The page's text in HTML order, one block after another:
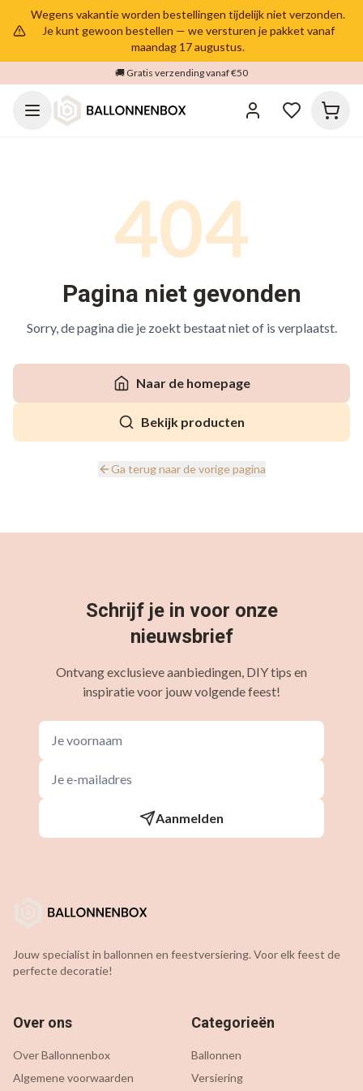
Wegens vakantie worden bestellingen tijdelijk niet verzonden.
Je kunt gewoon bestellen — we versturen je pakket vanaf
maandag 17 augustus.
🚚 Gratis verzending vanaf €50
404
Pagina niet gevonden
Sorry, de pagina die je zoekt bestaat niet of is verplaatst.
Naar de homepage
Bekijk producten
Ga terug naar de vorige pagina
Schrijf je in voor onze
nieuwsbrief
Ontvang exclusieve aanbiedingen, DIY tips en
inspiratie voor jouw volgende feest!
Aanmelden
Jouw specialist in ballonnen en feestversiering. Voor elk feest de
perfecte decoratie!
Over ons
Over Ballonnenbox
Algemene voorwaarden
Categorieën
Ballonnen
Versiering